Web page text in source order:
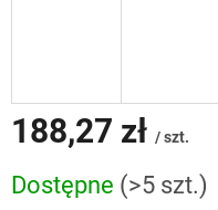
188,27 zł / szt.
jednostkowa:
Dostępne (>5 szt.)